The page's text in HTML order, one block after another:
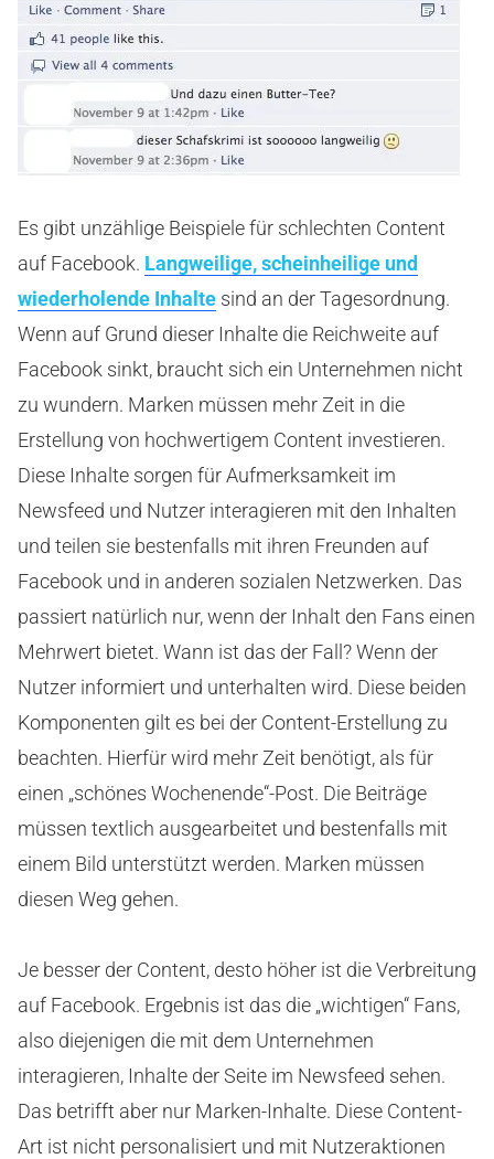
Es gibt unzählige Beispiele für schlechten Content
auf Facebook. Langweilige, scheinheilige und
wiederholende Inhalte sind an der Tagesordnung.
Wenn auf Grund dieser Inhalte die Reichweite auf
Facebook sinkt, braucht sich ein Unternehmen nicht
zu wundern. Marken müssen mehr Zeit in die
Erstellung von hochwertigem Content investieren.
Diese Inhalte sorgen für Aufmerksamkeit im
Newsfeed und Nutzer interagieren mit den Inhalten
und teilen sie bestenfalls mit ihren Freunden auf
Facebook und in anderen sozialen Netzwerken. Das
passiert natürlich nur, wenn der Inhalt den Fans einen
Mehrwert bietet. Wann ist das der Fall? Wenn der
Nutzer informiert und unterhalten wird. Diese beiden
Komponenten gilt es bei der Content-Erstellung zu
beachten. Hierfür wird mehr Zeit benötigt, als für
einen „schönes Wochenende“-Post. Die Beiträge
müssen textlich ausgearbeitet und bestenfalls mit
einem Bild unterstützt werden. Marken müssen
diesen Weg gehen.
Je besser der Content, desto höher ist die Verbreitung
auf Facebook. Ergebnis ist das die „wichtigen“ Fans,
also diejenigen die mit dem Unternehmen
interagieren, Inhalte der Seite im Newsfeed sehen.
Das betrifft aber nur Marken-Inhalte. Diese Content-
Art ist nicht personalisiert und mit Nutzeraktionen